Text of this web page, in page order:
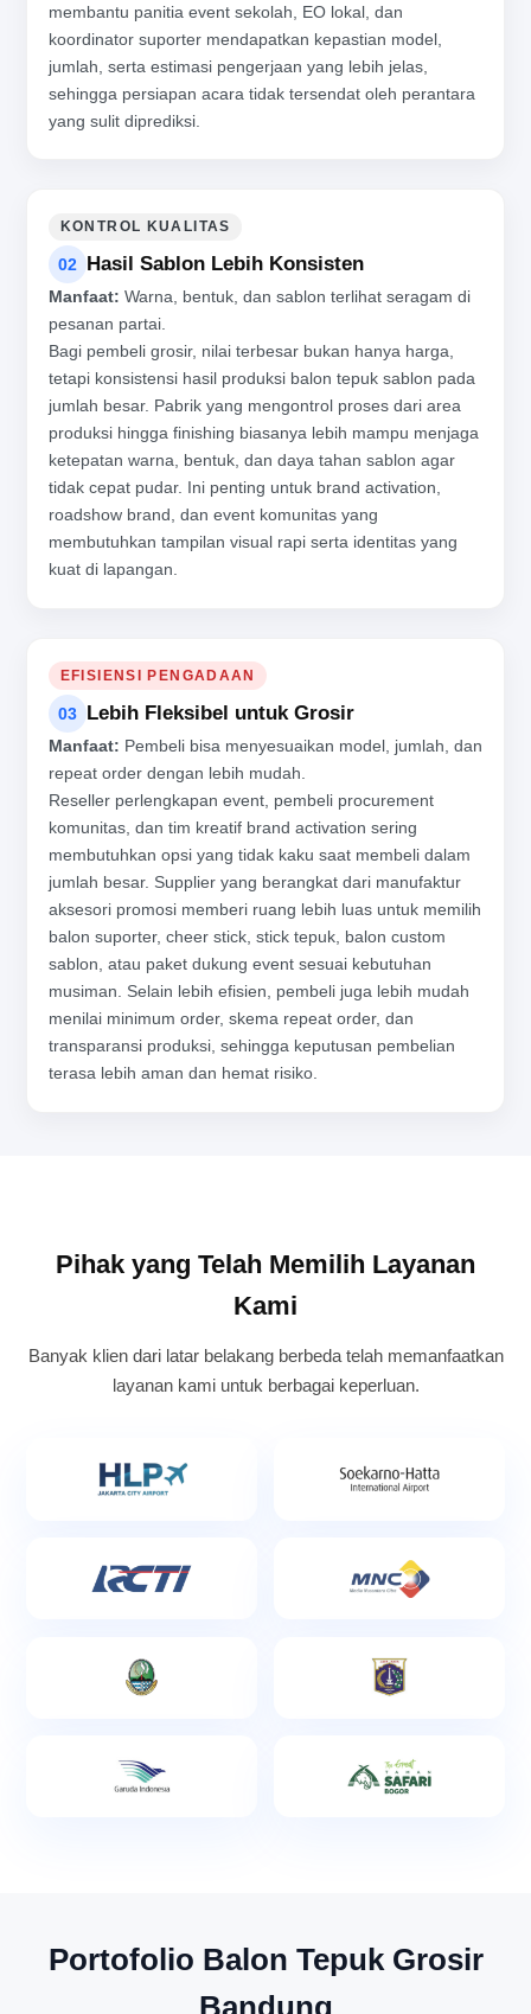
membantu panitia event sekolah, EO lokal, dan
koordinator suporter mendapatkan kepastian model,
jumlah, serta estimasi pengerjaan yang lebih jelas,
sehingga persiapan acara tidak tersendat oleh perantara
yang sulit diprediksi.
KONTROL KUALITAS
02 Hasil Sablon Lebih Konsisten
Manfaat: Warna, bentuk, dan sablon terlihat seragam di
pesanan partai.
Bagi pembeli grosir, nilai terbesar bukan hanya harga,
tetapi konsistensi hasil produksi balon tepuk sablon pada
jumlah besar. Pabrik yang mengontrol proses dari area
produksi hingga finishing biasanya lebih mampu menjaga
ketepatan warna, bentuk, dan daya tahan sablon agar
tidak cepat pudar. Ini penting untuk brand activation,
roadshow brand, dan event komunitas yang
membutuhkan tampilan visual rapi serta identitas yang
kuat di lapangan.
EFISIENSI PENGADAAN
03 Lebih Fleksibel untuk Grosir
Manfaat: Pembeli bisa menyesuaikan model, jumlah, dan
repeat order dengan lebih mudah.
Reseller perlengkapan event, pembeli procurement
komunitas, dan tim kreatif brand activation sering
membutuhkan opsi yang tidak kaku saat membeli dalam
jumlah besar. Supplier yang berangkat dari manufaktur
aksesori promosi memberi ruang lebih luas untuk memilih
balon suporter, cheer stick, stick tepuk, balon custom
sablon, atau paket dukung event sesuai kebutuhan
musiman. Selain lebih efisien, pembeli juga lebih mudah
menilai minimum order, skema repeat order, dan
transparansi produksi, sehingga keputusan pembelian
terasa lebih aman dan hemat risiko.
Pihak yang Telah Memilih Layanan
Kami
Banyak klien dari latar belakang berbeda telah memanfaatkan
layanan kami untuk berbagai keperluan.
Portofolio Balon Tepuk Grosir
Bandung